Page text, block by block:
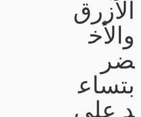
الأزرق
والأخ
ضر
بتساع
د على